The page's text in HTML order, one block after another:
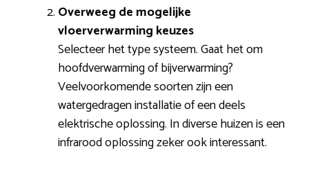
Overweeg de mogelijke
vloerverwarming keuzes
Selecteer het type systeem. Gaat het om
hoofdverwarming of bijverwarming?
Veelvoorkomende soorten zijn een
watergedragen installatie of een deels
elektrische oplossing. In diverse huizen is een
infrarood oplossing zeker ook interessant.